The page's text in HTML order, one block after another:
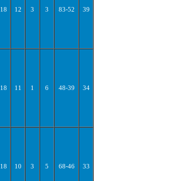
18 12 3 3 83-52 39
18 11 1 6 48-39 34
18 10 3 5 68-46 33